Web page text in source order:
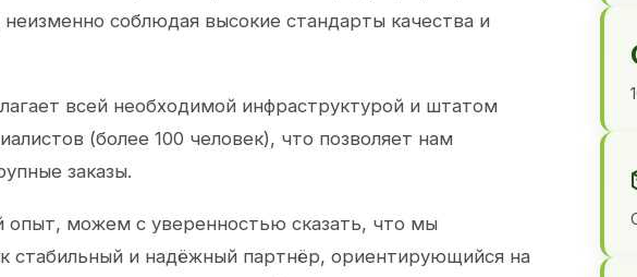
соблюдая высокие стандарты качества и
всей необходимой инфраструктурой и штатом
(более 100 человек), что позволяет нам
заказы.
опыт, можем с уверенностью сказать, что мы
стабильный и надёжный партнёр, ориентирующийся на